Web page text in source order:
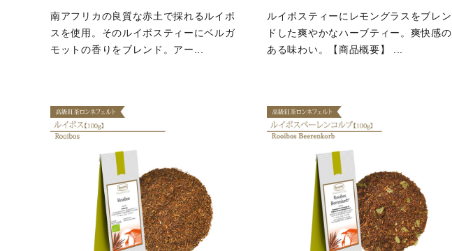
南アフリカの良質な赤土で採れるルイボ
スを使用。そのルイボスティーにベルガ
モットの香りをブレンド。アー...
ルイボスティーにレモングラスをブレン
ドした爽やかなハーブティー。爽快感の
ある味わい。【商品概要】 ...